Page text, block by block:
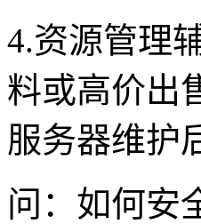
4.资源管理
料或高价出
服务器维护
问：如何安